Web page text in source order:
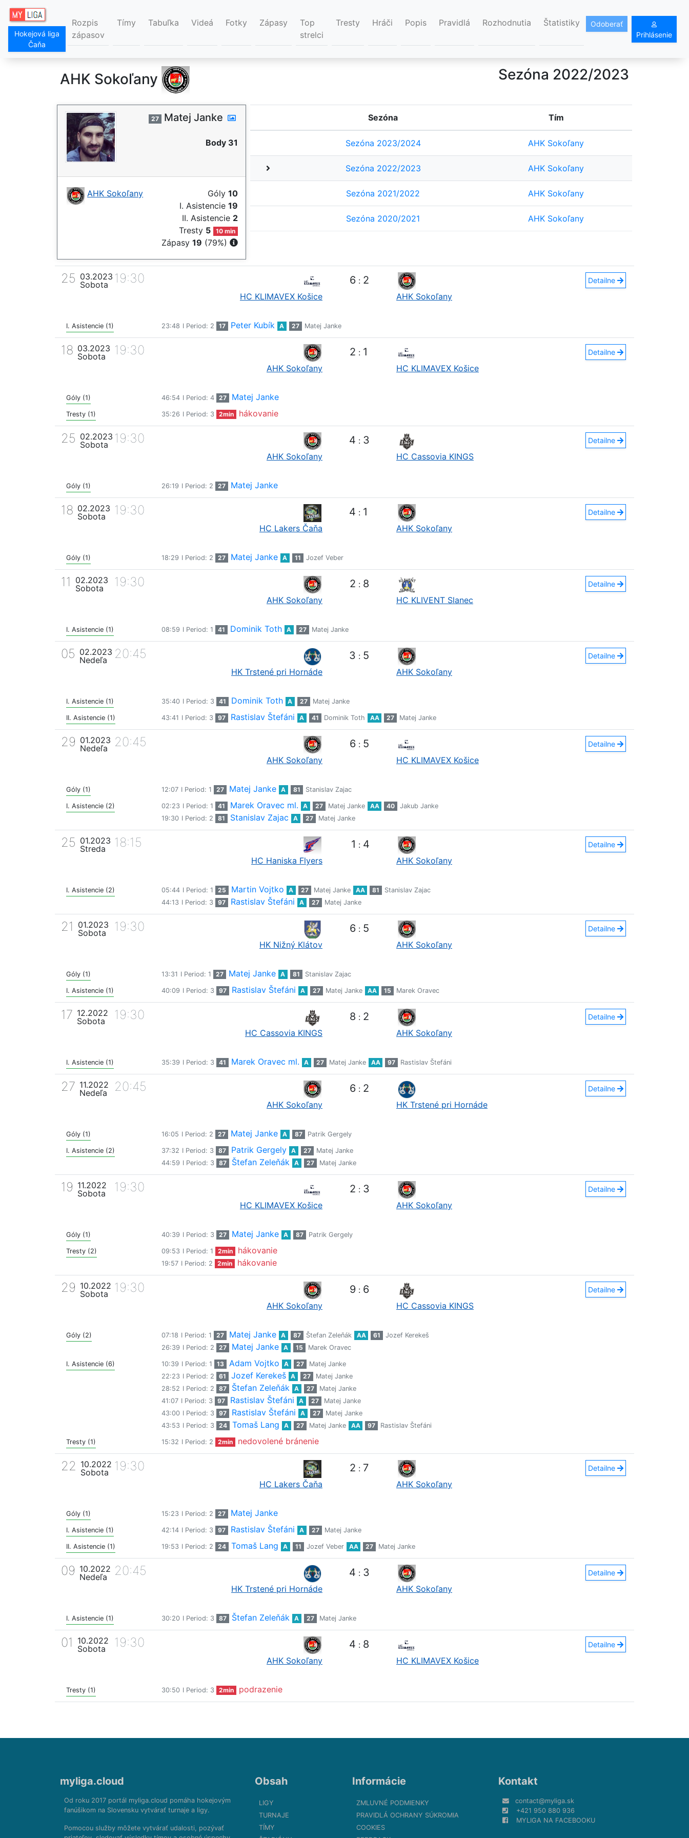
Hokejová liga
Čaňa
Rozpis
zápasov
Tímy Tabuľka Videá Fotky Zápasy
Top
strelci
Tresty Hráči Popis Pravidlá Rozhodnutia Štatistiky
Odoberať
Prihlásenie
AHK Sokoľany Sezóna 2022/2023
27 Matej Janke
Body 31
AHK Sokoľany Góly 10
I. Asistencie 19
II. Asistencie 2
Tresty 5 10 min
Zápasy 19 (79%)
Sezóna Tím
Sezóna 2023/2024 AHK Sokoľany
Sezóna 2022/2023 AHK Sokoľany
Sezóna 2021/2022 AHK Sokoľany
Sezóna 2020/2021 AHK Sokoľany
25 03.2023
Sobota
19:30
HC KLIMAVEX Košice
6 : 2
AHK Sokoľany
Detailne
I. Asistencie (1) 23:48 I Period: 2 17 Peter Kubík A 27 Matej Janke
18 03.2023
Sobota
19:30
AHK Sokoľany
2 : 1
HC KLIMAVEX Košice
Detailne
Góly (1) 46:54 I Period: 4 27 Matej Janke
Tresty (1) 35:26 I Period: 3 2min hákovanie
25 02.2023
Sobota
19:30
AHK Sokoľany
4 : 3
HC Cassovia KINGS
Detailne
Góly (1) 26:19 I Period: 2 27 Matej Janke
18 02.2023
Sobota
19:30
HC Lakers Čaňa
4 : 1
AHK Sokoľany
Detailne
Góly (1) 18:29 I Period: 2 27 Matej Janke A 11 Jozef Veber
11
02.2023
Sobota
19:30
AHK Sokoľany
2 : 8
HC KLIVENT Slanec
Detailne
I. Asistencie (1) 08:59 I Period: 1 41 Dominik Toth A 27 Matej Janke
05 02.2023
Nedeľa
20:45
HK Trstené pri Hornáde
3 : 5
AHK Sokoľany
Detailne
I. Asistencie (1) 35:40 I Period: 3 41 Dominik Toth A 27 Matej Janke
II. Asistencie (1) 43:41 I Period: 3 97 Rastislav Štefáni A 41 Dominik Toth AA 27 Matej Janke
29 01.2023
Nedeľa
20:45
AHK Sokoľany
6 : 5
HC KLIMAVEX Košice
Detailne
Góly (1) 12:07 I Period: 1 27 Matej Janke A 81 Stanislav Zajac
I. Asistencie (2) 02:23 I Period: 1 41 Marek Oravec ml. A 27 Matej Janke AA 40
Jakub Janke
19:30 I Period: 2 81 Stanislav Zajac A 27 Matej Janke
25 01.2023
Streda
18:15
HC Haniska Flyers
1 : 4
AHK Sokoľany
Detailne
I. Asistencie (2) 05:44 I Period: 1 25 Martin Vojtko A 27 Matej Janke AA 81
Stanislav Zajac
44:13 I Period: 3 97 Rastislav Štefáni A 27 Matej Janke
21
01.2023
Sobota
19:30
HK Nižný Klátov
6 : 5
AHK Sokoľany
Detailne
Góly (1) 13:31 I Period: 1 27 Matej Janke A 81 Stanislav Zajac
I. Asistencie (1) 40:09 I Period: 3 97 Rastislav Štefáni A 27 Matej Janke AA 15 Marek Oravec
17 12.2022
Sobota
19:30
HC Cassovia KINGS
8 : 2
AHK Sokoľany
Detailne
I. Asistencie (1) 35:39 I Period: 3 41 Marek Oravec ml. A 27 Matej Janke AA 97 Rastislav Štefáni
27 11.2022
Nedeľa
20:45
AHK Sokoľany
6 : 2
HK Trstené pri Hornáde
Detailne
Góly (1) 16:05 I Period: 2 27 Matej Janke A 87 Patrik Gergely
I. Asistencie (2) 37:32 I Period: 3 87 Patrik Gergely A 27
Matej Janke
44:59 I Period: 3 87 Štefan Zeleňák A 27 Matej Janke
19 11.2022
Sobota
19:30
HC KLIMAVEX Košice
2 : 3
AHK Sokoľany
Detailne
Góly (1) 40:39 I Period: 3 27 Matej Janke A 87 Patrik Gergely
Tresty (2) 09:53 I Period: 1 2min hákovanie
19:57 I Period: 2 2min hákovanie
29 10.2022
Sobota
19:30
AHK Sokoľany
9 : 6
HC Cassovia KINGS
Detailne
Góly (2) 07:18 I Period: 1 27 Matej Janke A 87 Štefan Zeleňák AA 61
Jozef Kerekeš
26:39 I Period: 2 27 Matej Janke A 15 Marek Oravec
I. Asistencie (6) 10:39 I Period: 1 13 Adam Vojtko A 27
Matej Janke
22:23 I Period: 2 61 Jozef Kerekeš A 27
Matej Janke
28:52 I Period: 2 87 Štefan Zeleňák A 27
Matej Janke
41:07 I Period: 3 97 Rastislav Štefáni A 27
Matej Janke
43:00 I Period: 3 97 Rastislav Štefáni A 27
Matej Janke
43:53 I Period: 3 24 Tomaš Lang A 27 Matej Janke AA 97 Rastislav Štefáni
Tresty (1) 15:32 I Period: 2 2min nedovolené bránenie
22 10.2022
Sobota
19:30
HC Lakers Čaňa
2 : 7
AHK Sokoľany
Detailne
Góly (1) 15:23 I Period: 2 27 Matej Janke
I. Asistencie (1) 42:14 I Period: 3 97 Rastislav Štefáni A 27 Matej Janke
II. Asistencie (1) 19:53 I Period: 2 24 Tomaš Lang A 11 Jozef Veber AA 27 Matej Janke
09 10.2022
Nedeľa
20:45
HK Trstené pri Hornáde
4 : 3
AHK Sokoľany
Detailne
I. Asistencie (1) 30:20 I Period: 3 87 Štefan Zeleňák A 27 Matej Janke
01
10.2022
Sobota
19:30
AHK Sokoľany
4 : 8
HC KLIMAVEX Košice
Detailne
Tresty (1) 30:50 I Period: 3 2min podrazenie
myliga.cloud
Od roku 2017 portál myliga.cloud pomáha hokejovým
fanúšikom na Slovensku vytvárať turnaje a ligy.
Pomocou služby môžete vytvárať udalosti, pozývať
Obsah
LIGY
TURNAJE
TÍMY
Informácie
ZMLUVNÉ PODMIENKY
PRAVIDLÁ OCHRANY SÚKROMIA
COOKIES
Kontakt
contact@myliga.sk
+421 950 880 936
MYLIGA NA FACEBOOKU